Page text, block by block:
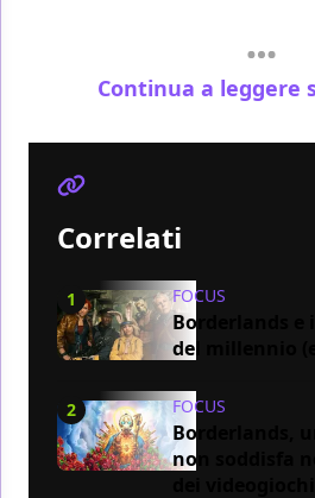
Continua a leggere
Correlati
1 FOCUS
Borderlands e
del millennio
2 FOCUS
Borderlands,
non soddisfa